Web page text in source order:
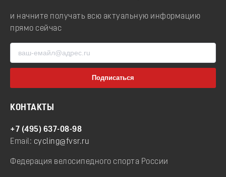
и начните получать всю актуальную информацию
прямо сейчас
КОНТАКТЫ
+7 (495) 637-08-98
Email: cycling@fvsr.ru
Федерация велосипедного спорта России